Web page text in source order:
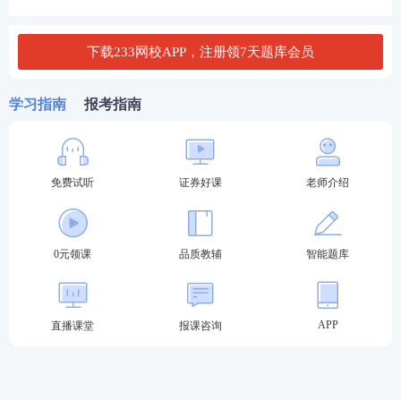
般业务水平评价测试达到基本要求且在有效期内的人
员，可报名参加高级管理人员水平评价测试。
辽宁证券从业水平测试报考流程：
第一步：登录中国证券业协会-从业人员-水平评价测
试平台-水平评价测试报名-选择对应报名入口进入。
2024年证券考试报名入口
第二步：输入-用户名-密码-验证码登录。（新用户先
注册账号）
下载233网校APP，注册领7天题库会员
学习指南 报考指南
免费试听 证券好课 老师介绍
0元领课 品质教辅 智能题库
直播课堂 报课咨询 APP